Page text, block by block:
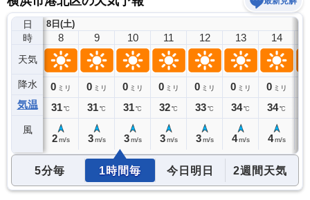
日
時
天気
降水
気温
風
8日(土)
7
0ミリ
30℃
8
0 ミリ
31℃
2 m/s
9
0 ミリ
31℃
3 m/s
10
0 ミリ
31℃
3 m/s
11
0 ミリ
32℃
3 m/s
12
0 ミリ
33℃
3 m/s
13
0 ミリ
34℃
4 m/s
14
0 ミリ
34℃
4 m/s
5分毎 1時間毎 今日明日 2週間天気